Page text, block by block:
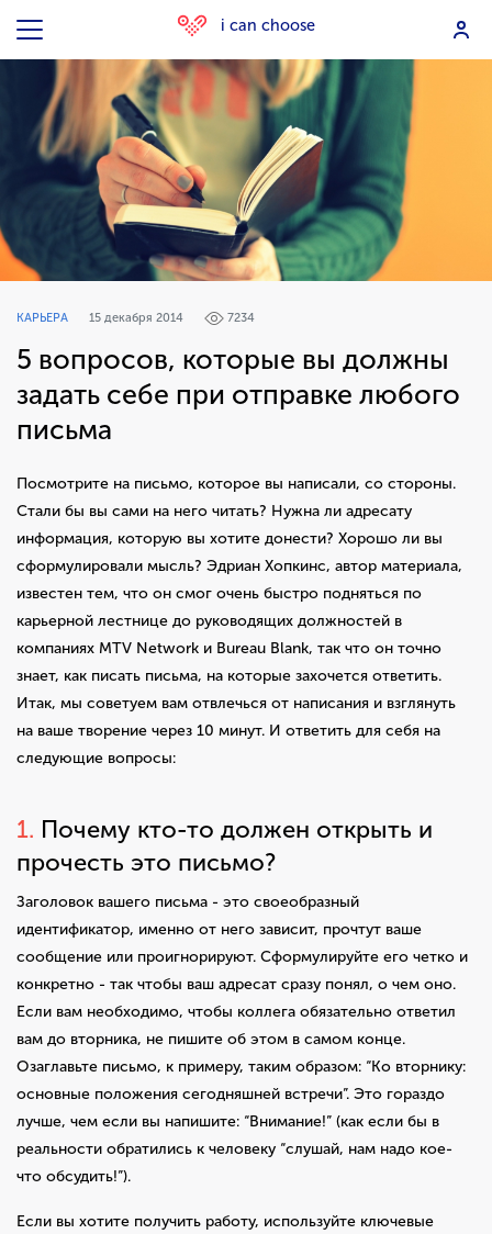
i can choose
КАРЬЕРА 15 декабря 2014 7234
5 вопросов, которые вы должны
задать себе при отправке любого
письма
Посмотрите на письмо, которое вы написали, со стороны.
Стали бы вы сами на него читать? Нужна ли адресату
информация, которую вы хотите донести? Хорошо ли вы
сформулировали мысль? Эдриан Хопкинс, автор материала,
известен тем, что он смог очень быстро подняться по
карьерной лестнице до руководящих должностей в
компаниях MTV Network и Bureau Blank, так что он точно
знает, как писать письма, на которые захочется ответить.
Итак, мы советуем вам отвлечься от написания и взглянуть
на ваше творение через 10 минут. И ответить для себя на
следующие вопросы:
1. Почему кто-то должен открыть и
прочесть это письмо?
Заголовок вашего письма - это своеобразный
идентификатор, именно от него зависит, прочтут ваше
сообщение или проигнорируют. Сформулируйте его четко и
конкретно - так чтобы ваш адресат сразу понял, о чем оно.
Если вам необходимо, чтобы коллега обязательно ответил
вам до вторника, не пишите об этом в самом конце.
Озаглавьте письмо, к примеру, таким образом: “Ко вторнику:
основные положения сегодняшней встречи”. Это гораздо
лучше, чем если вы напишите: “Внимание!” (как если бы в
реальности обратились к человеку “слушай, нам надо кое-
что обсудить!”).
Если вы хотите получить работу, используйте ключевые